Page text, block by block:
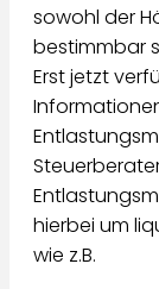
sowohl der
bestimmbar
Erst jetzt
hierbei um
wie z.B.